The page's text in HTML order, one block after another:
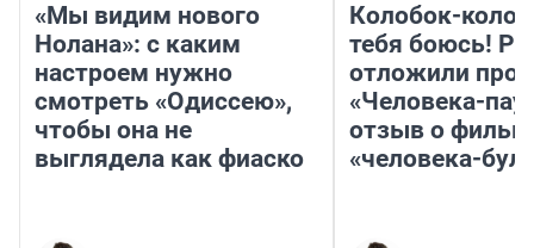
«Мы видим нового
Нолана»: с каким
настроем нужно
смотреть «Одиссею»,
чтобы она не
выглядела как фиаско
Колобок-
тебя боюсь!
отложили
«Человека-
отзыв о
«человека-